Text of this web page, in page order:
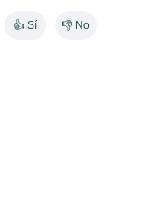
👍 Sí 👎 No